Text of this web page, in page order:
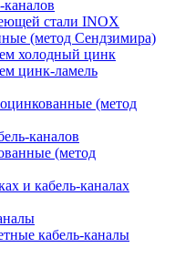
стали INOX
(метод Сендзимира)
холодный цинк
цинк-ламель
(метод
каналов
(метод
и кабель-каналах
кабель-каналы